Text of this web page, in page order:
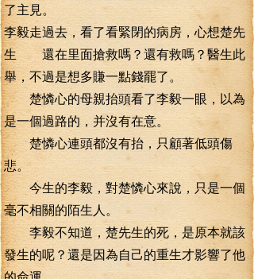
了主見。
李毅走過去，看了看緊閉的病房，心想楚先
生 還在里面搶救嗎？還有救嗎？醫生此
舉，不過是想多賺一點錢罷了。
楚憐心的母親抬頭看了李毅一眼，以為
是一個過路的，并沒有在意。
楚憐心連頭都沒有抬，只顧著低頭傷
悲。
今生的李毅，對楚憐心來說，只是一個
毫不相關的陌生人。
李毅不知道，楚先生的死，是原本就該
發生的呢？還是因為自己的重生才影響了他